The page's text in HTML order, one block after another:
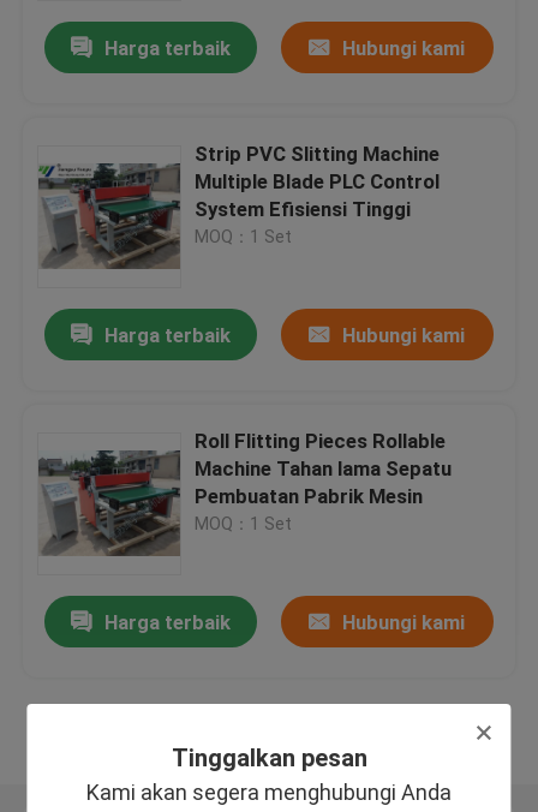
Tinggalkan pesan
Kami akan segera menghubungi Anda
Produk
Tentang kami
Tur Pabrik
Hubungi kami
Mesin Pemotong Mati Hidrolik
Mesin Cutting Swing Arm
Harga terbaik Hubungi kami
Strip PVC Slitting Machine
Multiple Blade PLC Control
System Efisiensi Tinggi
MOQ：1 Set
Harga terbaik Hubungi kami
Roll Flitting Pieces Rollable
Machine Tahan lama Sepatu
Pembuatan Pabrik Mesin
MOQ：1 Set
Harga terbaik Hubungi kami